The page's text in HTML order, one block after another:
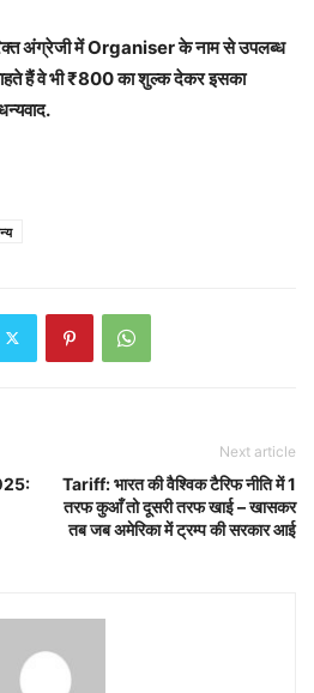
अंग्रेजी में Organiser के नाम से उपलब्ध
हैं वे भी ₹800 का शुल्क देकर इसका
Next article
Tariff: भारत की वैश्विक टैरिफ नीति में 1
तरफ कुआँ तो दूसरी तरफ खाई – खासकर
तब जब अमेरिका में ट्रम्प की सरकार आई